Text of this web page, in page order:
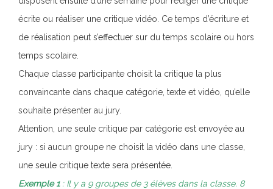
écrite ou réaliser une critique vidéo. Ce temps d’écriture et
de réalisation peut s’effectuer sur du temps scolaire ou hors
temps scolaire.
Chaque classe participante choisit la critique la plus
convaincante dans chaque catégorie, texte et vidéo, qu’elle
souhaite présenter au jury.
Attention, une seule critique par catégorie est envoyée au
jury : si aucun groupe ne choisit la vidéo dans une classe,
une seule critique texte sera présentée.
Exemple 1: Il y a 9 groupes de 3 élèves dans la classe. 8